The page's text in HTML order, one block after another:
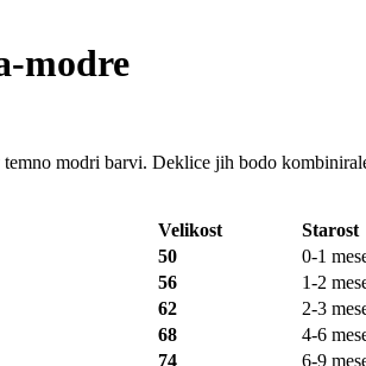
modre
modri barvi. Deklice jih bodo
Velikost Starost
50
0-1
56
1-2
62
2-3
68
4-6
74
6-9